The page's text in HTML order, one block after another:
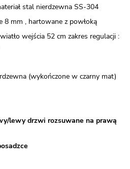
stal nierdzewna SS-304
8 mm , hartowane z powłoką
wejścia 52 cm zakres regulacji :
(wykończone w czarny mat)
lewy drzwi rozsuwane na prawą